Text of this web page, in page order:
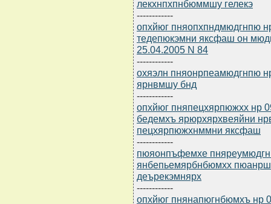
лекхнпхпнбюммшу гелекэ
------------
опхйюг пняопхпндмюдгнпю
тедепюкэмни яксфаш он
25.04.2005 N 84
------------
охяэлн пняонрпеамюдгнпю
ярнвмшу бнд
------------
опхйюг пняпецхярпюжхх нр
бедемхъ ярюрхярхвеяйни
пецхярпюжхнммни яксфаш
------------
пюяонпъфемхе
янбепьемярбнбюмхх
деърекэмнярх
------------
опхйюг пнянапюгнбюмхъ нр